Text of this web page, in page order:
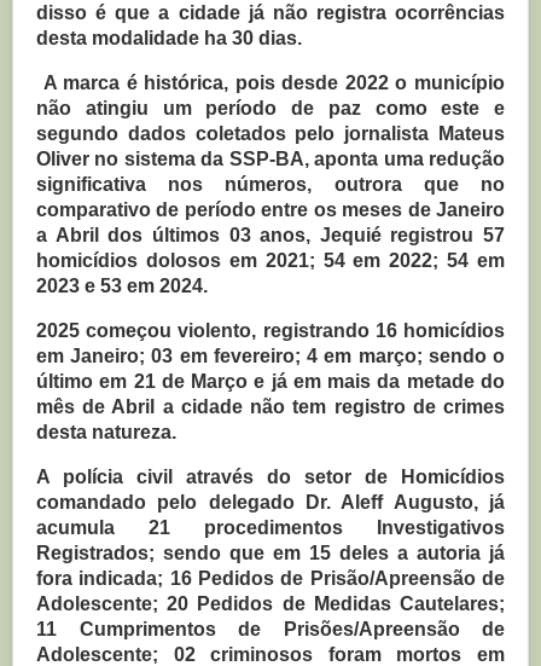
disso é que a cidade já não registra ocorrências
desta modalidade ha 30 dias.
A marca é histórica, pois desde 2022 o município
não atingiu um período de paz como este e
segundo dados coletados pelo jornalista Mateus
Oliver no sistema da SSP-BA, aponta uma redução
significativa nos números, outrora que no
comparativo de período entre os meses de Janeiro
a Abril dos últimos 03 anos, Jequié registrou 57
homicídios dolosos em 2021; 54 em 2022; 54 em
2023 e 53 em 2024.
2025 começou violento, registrando 16 homicídios
em Janeiro; 03 em fevereiro; 4 em março; sendo o
último em 21 de Março e já em mais da metade do
mês de Abril a cidade não tem registro de crimes
desta natureza.
A polícia civil através do setor de Homicídios
comandado pelo delegado Dr. Aleff Augusto, já
acumula 21 procedimentos Investigativos
Registrados; sendo que em 15 deles a autoria já
fora indicada; 16 Pedidos de Prisão/Apreensão de
Adolescente; 20 Pedidos de Medidas Cautelares;
11 Cumprimentos de Prisões/Apreensão de
Adolescente; 02 criminosos foram mortos em